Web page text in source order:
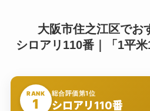
大阪市住之江区で
シロアリ110番｜「1平
RANK
1
総合評価第1位
シロアリ110番